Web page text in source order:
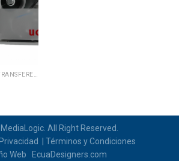
All Right Reserved.
| Términos y Condiciones
Web
EcuaDesigners.com